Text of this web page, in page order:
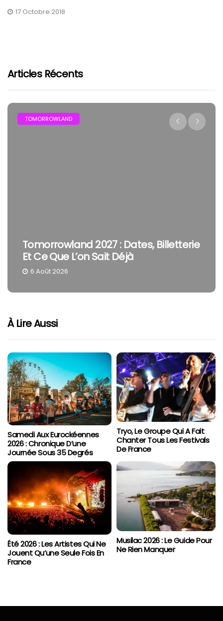
17 Octobre 2018
Articles Récents
TOMORROWLAND
Tomorrowland 2027 : Dates, Billetterie
Et Ce Que L’on Sait Déjà
6 Août 2026
À Lire Aussi
Samedi Aux Eurockéennes
2026 : Chronique D’une
Journée Sous 35 Degrés
Tryo, Le Groupe Qui A Fait
Chanter Tous Les Festivals
De France
Été 2026 : Les Artistes Qui Ne
Jouent Qu’une Seule Fois En
France
Musilac 2026 : Le Guide Pour
Ne Rien Manquer